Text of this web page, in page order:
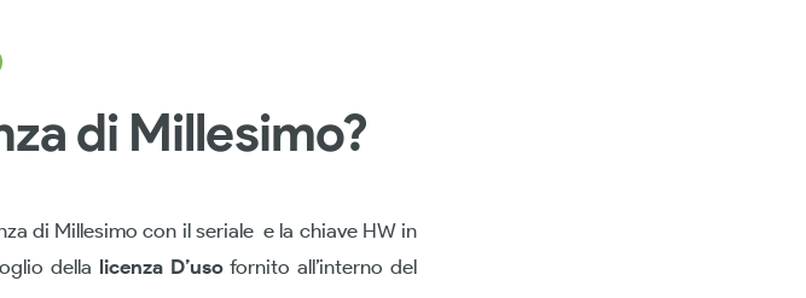
di Millesimo?
di Millesimo con il seriale e la chiave HW in
della licenza D’usofornito all’interno del